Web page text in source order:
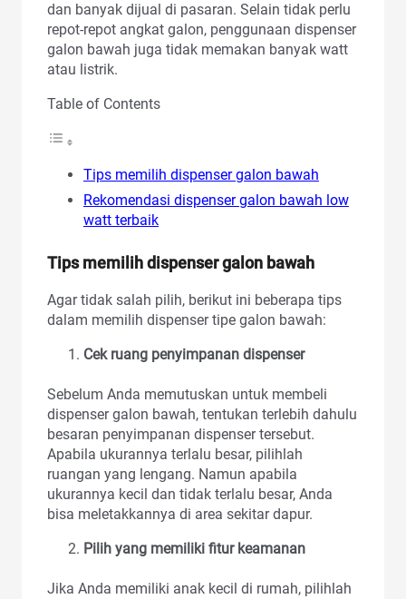
dan banyak dijual di pasaran. Selain tidak perlu
repot-repot angkat galon, penggunaan dispenser
galon bawah juga tidak memakan banyak watt
atau listrik.
Table of Contents
Tips memilih dispenser galon bawah
Rekomendasi dispenser galon bawah low
watt terbaik
Tips memilih dispenser galon bawah
Agar tidak salah pilih, berikut ini beberapa tips
dalam memilih dispenser tipe galon bawah:
Cek ruang penyimpanan dispenser
Sebelum Anda memutuskan untuk membeli
dispenser galon bawah, tentukan terlebih dahulu
besaran penyimpanan dispenser tersebut.
Apabila ukurannya terlalu besar, pilihlah
ruangan yang lengang. Namun apabila
ukurannya kecil dan tidak terlalu besar, Anda
bisa meletakkannya di area sekitar dapur.
Pilih yang memiliki fitur keamanan
Jika Anda memiliki anak kecil di rumah, pilihlah